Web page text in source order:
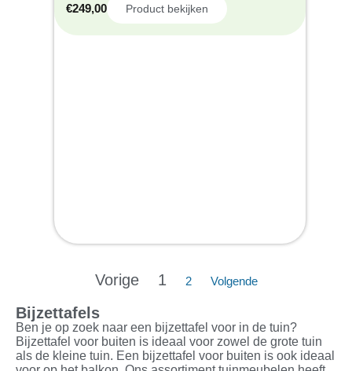
€249,00 Product bekijken
Vorige 1 2 Volgende
Bijzettafels
Ben je op zoek naar een bijzettafel voor in de tuin?
Bijzettafel voor buiten is ideaal voor zowel de grote tuin
als de kleine tuin. Een bijzettafel voor buiten is ook ideaal